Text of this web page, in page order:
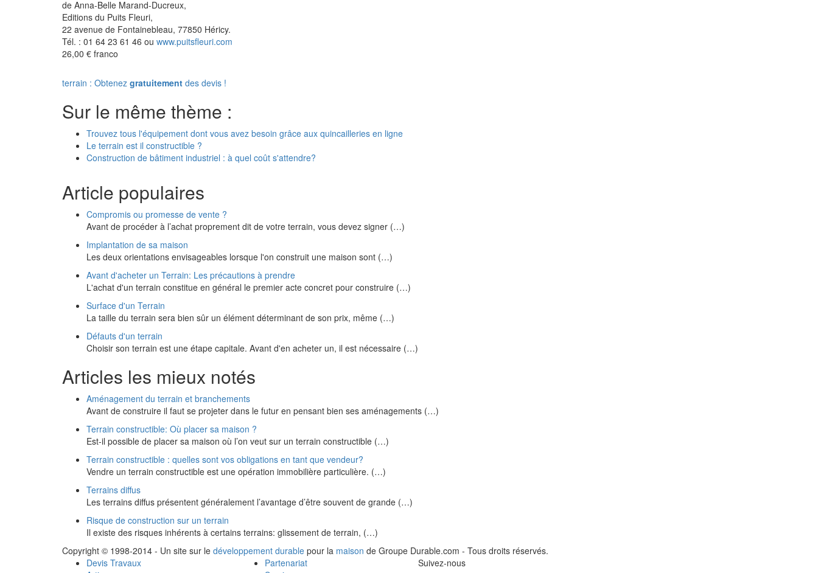
de Anna-Belle Marand-Ducreux,
Editions du Puits Fleuri,
22 avenue de Fontainebleau, 77850 Héricy.
Tél. : 01 64 23 61 46 ou www.puitsfleuri.com
26,00 € franco
terrain : Obtenez gratuitement des devis !
Sur le même thème :
Trouvez tous l'équipement dont vous avez besoin grâce aux quincailleries en ligne
Le terrain est il constructible ?
Construction de bâtiment industriel : à quel coût s'attendre?
Article populaires
Compromis ou promesse de vente ?
Avant de procéder à l’achat proprement dit de votre terrain, vous devez signer (…)
Implantation de sa maison
Les deux orientations envisageables lorsque l'on construit une maison sont (…)
Avant d'acheter un Terrain: Les précautions à prendre
L'achat d'un terrain constitue en général le premier acte concret pour construire (…)
Surface d'un Terrain
La taille du terrain sera bien sûr un élément déterminant de son prix, même (…)
Défauts d'un terrain
Choisir son terrain est une étape capitale. Avant d'en acheter un, il est nécessaire (…)
Articles les mieux notés
Aménagement du terrain et branchements
Avant de construire il faut se projeter dans le futur en pensant bien ses aménagements (…)
Terrain constructible: Où placer sa maison ?
Est-il possible de placer sa maison où l’on veut sur un terrain constructible (…)
Terrain constructible : quelles sont vos obligations en tant que vendeur?
Vendre un terrain constructible est une opération immobilière particulière. (…)
Terrains diffus
Les terrains diffus présentent généralement l’avantage d’être souvent de grande (…)
Risque de construction sur un terrain
Il existe des risques inhérents à certains terrains: glissement de terrain, (…)
Copyright © 1998-2014 - Un site sur le développement durable pour la maison de Groupe Durable.com - Tous droits réservés.
Devis Travaux
Partenariat
Suivez-nous